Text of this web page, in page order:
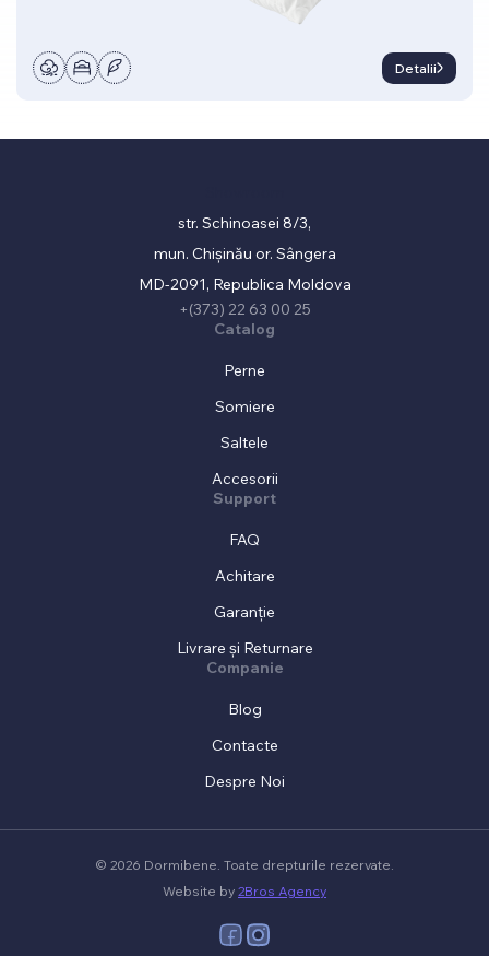
Detalii
str. Schinoasei 8/3,
mun. Chișinău or. Sângera
MD-2091, Republica Moldova
+(373) 22 63 00 25
Catalog
Perne
Somiere
Saltele
Accesorii
Support
FAQ
Achitare
Garanție
Livrare și Returnare
Companie
Blog
Contacte
Despre Noi
© 2026 Dormibene. Toate drepturile rezervate.
Website by 2Bros Agency